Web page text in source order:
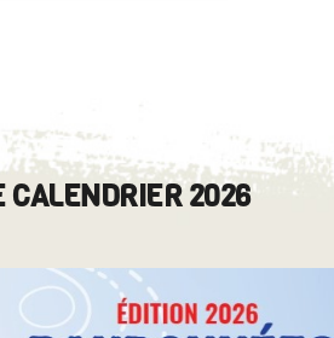
CALENDRIER 2026